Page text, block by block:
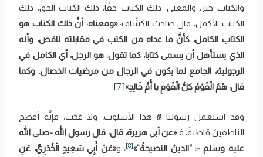
والكتاب خبر، والمعنى: ذلك الكتاب حقًا، ذلك الكتاب الحق، ذلك
الكتاب الأكمل، قال صاحبُ الكشّاف:«ومعناه: أنَّ ‌ذلك ‌الكتاب هو
الكتاب الكامل، كأنَّ ما عداه من الكتب في مقابلته ناقص، وأنه
الذي ‌يستأهل أن يسمى كتابا، كما تقول: هو الرجل، أي الكامل في
الرجولية، الجامع لما يكون في الرجال من مرضيات الخصال. وكما
قال: هُمُ الْقَوْمُ كلُّ الْقَوْمِ يا أُمَّ خَالِدِ»[7]
وقد استعمل رسولنا ﷺ هذا الأسلوب، ولا عَجَب، فإنَّه أفصح
الناطقينَ قاطبةً، فـ«عن أبي هريرة، قال: قال رسول الله -صلي الله
عليه وسلم -: “‌الدينُ ‌النصيحةُ”»[8] ، و«عَنْ أَبِي سَعِيدٍ الْخُدْرِيِّ، عَنِ